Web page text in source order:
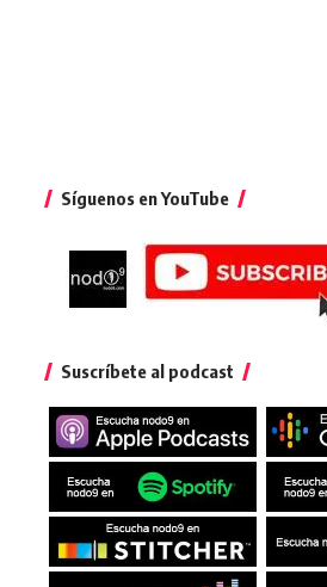
Síguenos en YouTube
Suscríbete al podcast